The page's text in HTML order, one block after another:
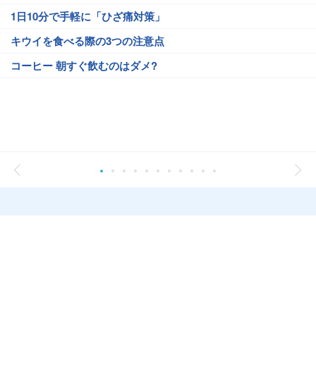
1日10分で手軽に「ひざ痛対策」
キウイを食べる際の3つの注意点
コーヒー 朝すぐ飲むのはダメ?